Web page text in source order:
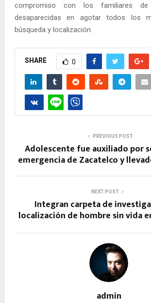
compromiso con los familiares
desaparecidas en agotar todos los
búsqueda y localización.
SHARE 0
PREVIOUS POST
Adolescente fue auxiliado por
emergencia de Zacatelco y
NEXT POST
Integran carpeta de
localización de hombre sin vida
admin